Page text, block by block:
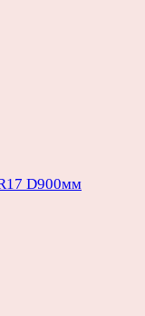
D900мм